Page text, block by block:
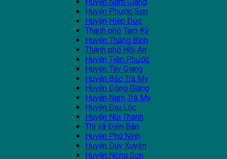
Huyện Phước Sơn
Huyện Hiệp Đức
Thành phố Tam Kỳ
Huyện Thăng Bình
Thành phố Hội An
Huyện Tiên Phước
Huyện Tây Giang
Huyện Bắc Trà My
Huyện Đông Giang
Huyện Nam Trà My
Huyện Đại Lộc
Huyện Núi Thành
Thị xã Điện Bàn
Huyện Phú Ninh
Huyện Duy Xuyên
Huyện Nông Sơn